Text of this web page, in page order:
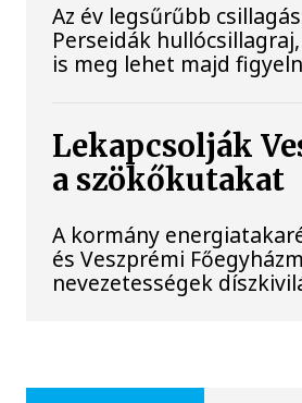
Az év legsűrűbb
Perseidák
is meg lehet majd
Lekapcsolják
a szökőkutakat
A kormány
és Veszprémi
nevezetességek